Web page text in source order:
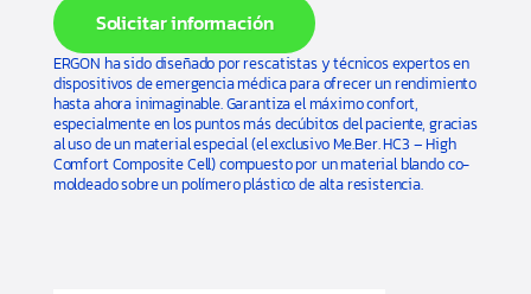
Solicitar información
ERGON ha sido diseñado por rescatistas y técnicos expertos en
dispositivos de emergencia médica para ofrecer un rendimiento
hasta ahora inimaginable. Garantiza el máximo confort,
especialmente en los puntos más decúbitos del paciente, gracias
al uso de un material especial (el exclusivo Me.Ber. HC3 – High
Comfort Composite Cell) compuesto por un material blando co-
moldeado sobre un polímero plástico de alta resistencia.